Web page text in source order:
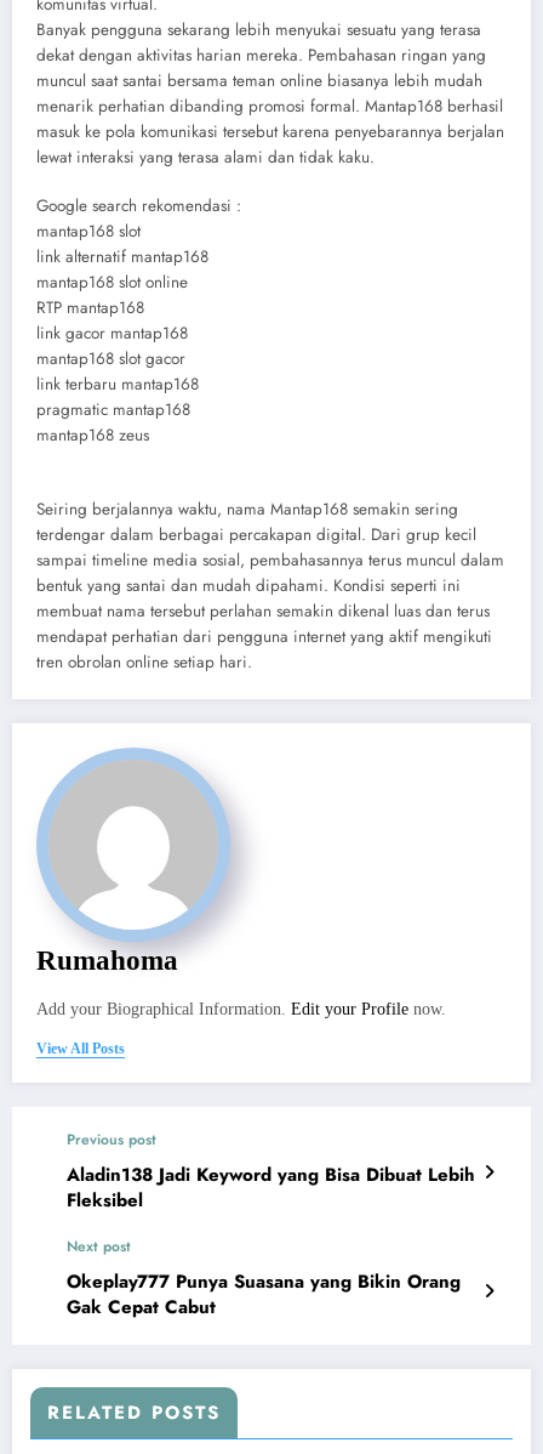
Banyak pengguna sekarang lebih menyukai sesuatu yang terasa
dekat dengan aktivitas harian mereka. Pembahasan ringan yang
muncul saat santai bersama teman online biasanya lebih mudah
menarik perhatian dibanding promosi formal. Mantap168 berhasil
masuk ke pola komunikasi tersebut karena penyebarannya berjalan
lewat interaksi yang terasa alami dan tidak kaku.
Google search rekomendasi :
mantap168 slot
link alternatif mantap168
mantap168 slot online
RTP mantap168
link gacor mantap168
mantap168 slot gacor
link terbaru mantap168
pragmatic mantap168
mantap168 zeus
Seiring berjalannya waktu, nama Mantap168 semakin sering
terdengar dalam berbagai percakapan digital. Dari grup kecil
sampai timeline media sosial, pembahasannya terus muncul dalam
bentuk yang santai dan mudah dipahami. Kondisi seperti ini
membuat nama tersebut perlahan semakin dikenal luas dan terus
mendapat perhatian dari pengguna internet yang aktif mengikuti
tren obrolan online setiap hari.
Rumahoma
Add your Biographical Information. Edit your Profile now.
View All Posts
Previous post
Aladin138 Jadi Keyword yang Bisa Dibuat Lebih
Fleksibel
Next post
Okeplay777 Punya Suasana yang Bikin Orang
Gak Cepat Cabut
RELATED POSTS